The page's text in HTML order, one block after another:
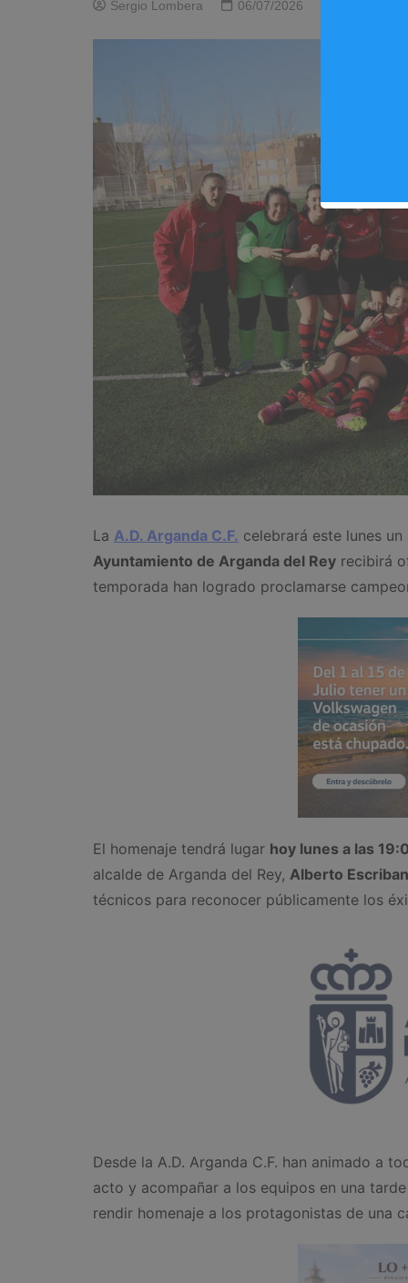
Sergio Lombera 06/07/2026
La A.D. Arganda C.F. celebrará este lunes
Ayuntamiento de Arganda del Rey recibirá
temporada han logrado proclamarse
El homenaje tendrá lugar hoy lunes a las
alcalde de Arganda del Rey, Alberto
técnicos para reconocer públicamente los
Desde la A.D. Arganda C.F. han animado a
acto y acompañar a los equipos en una
rendir homenaje a los protagonistas de una